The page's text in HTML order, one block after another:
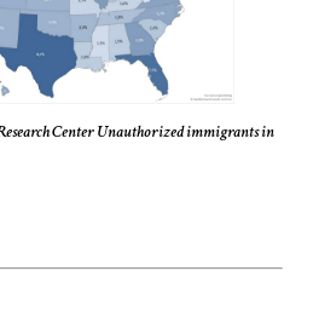
Center Unauthorized immigrants in
4 del Periódico SOBERANÍA, aquí